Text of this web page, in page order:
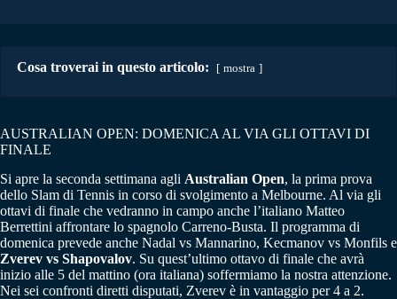
Cosa troverai in questo articolo: mostra
AUSTRALIAN OPEN: DOMENICA AL VIA GLI OTTAVI DI
FINALE
Si apre la seconda settimana agli Australian Open, la prima prova
dello Slam di Tennis in corso di svolgimento a Melbourne. Al via gli
ottavi di finale che vedranno in campo anche l’italiano Matteo
Berrettini affrontare lo spagnolo Carreno-Busta. Il programma di
domenica prevede anche Nadal vs Mannarino, Kecmanov vs Monfils e
Zverev vs Shapovalov. Su quest’ultimo ottavo di finale che avrà
inizio alle 5 del mattino (ora italiana) soffermiamo la nostra attenzione.
Nei sei confronti diretti disputati, Zverev è in vantaggio per 4 a 2.